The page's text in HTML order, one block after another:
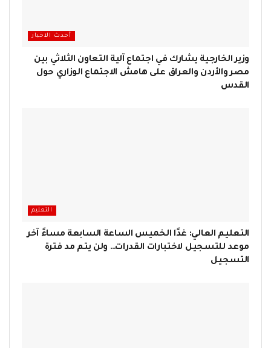
أحدث الاخبار
وزير الخارجية يشارك في اجتماع آلية التعاون الثلاثي بين
مصر والأردن والعراق على هامش الاجتماع الوزاري حول
القدس
التعليم
التعليم العالي: غدًا الخميس الساعة السابعة مساءً آخر
موعد للتسجيل لاختبارات القدرات… ولن يتم مد فترة
التسجيل